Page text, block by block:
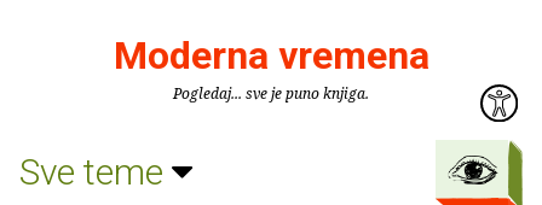
Moderna vremena
Pogledaj... sve je puno knjiga.
Sve teme